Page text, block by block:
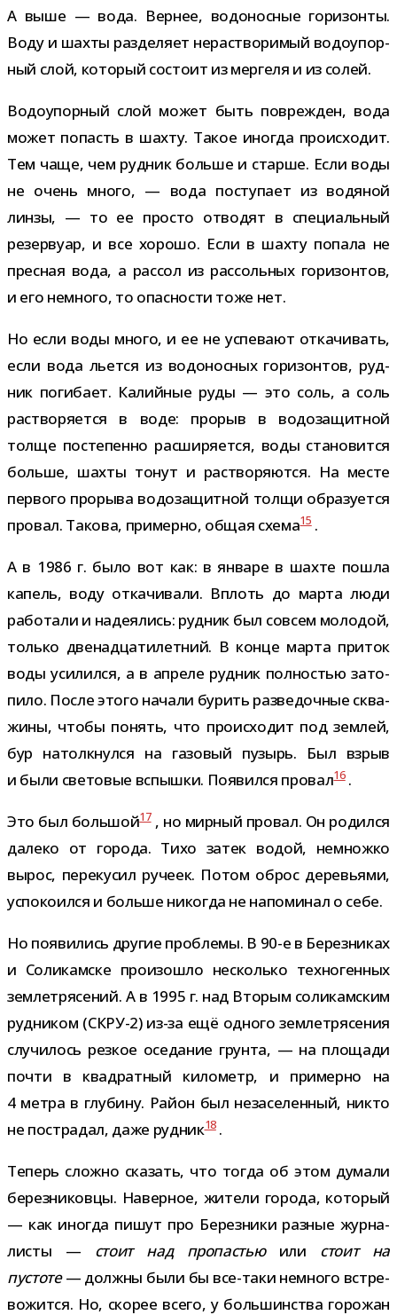
А выше — вода. Вернее, водо­нос­ные гори­зонты.
Воду и шахты раз­де­ляет нерас­тво­ри­мый водо­упор­
ный слой, кото­рый состоит из мер­геля и из солей.
Водоупорный слой может быть повре­жден, вода
может попасть в шахту. Такое ино­гда про­ис­хо­дит.
Тем чаще, чем руд­ник больше и старше. Если воды
не очень много, — вода посту­пает из водя­ной
линзы, — то ее про­сто отво­дят в спе­ци­аль­ный
резер­вуар, и все хорошо. Если в шахту попала не
прес­ная вода, а рас­сол из рас­соль­ных гори­зон­тов,
и его немного, то опас­но­сти тоже нет.
Но если воды много, и ее не успе­вают отка­чи­вать,
если вода льется из водо­нос­ных гори­зон­тов, руд­
ник поги­бает. Калийные руды — это соль, а соль
рас­тво­ря­ется в воде: про­рыв в водо­за­щит­ной
толще посте­пенно рас­ши­ря­ется, воды ста­но­вится
больше, шахты тонут и рас­тво­ря­ются. На месте
пер­вого про­рыва водо­за­щит­ной толщи обра­зу­ется
про­вал. Такова, при­мерно, общая схема15.
А в 1986 г. было вот как: в январе в шахте пошла
капель, воду отка­чи­вали. Вплоть до марта люди
рабо­тали и наде­я­лись: руд­ник был совсем моло­дой,
только две­на­дца­ти­лет­ний. В конце марта при­ток
воды уси­лился, а в апреле руд­ник пол­но­стью зато­
пило. После этого начали бурить раз­ве­доч­ные сква­
жины, чтобы понять, что про­ис­хо­дит под зем­лей,
бур натолк­нулся на газо­вый пузырь. Был взрыв
и были све­то­вые вспышки. Появился про­вал16.
Это был боль­шой17, но мир­ный про­вал. Он родился
далеко от города. Тихо затек водой, немножко
вырос, пере­ку­сил ручеек. Потом оброс дере­вьями,
успо­ко­ился и больше нико­гда не напо­ми­нал о себе.
Но появи­лись дру­гие про­блемы. В 90-​е в Березниках
и Соликамске про­изо­шло несколько тех­но­ген­ных
зем­ле­тря­се­ний. А в 1995 г. над Вторым соли­кам­ским
руд­ни­ком (СКРУ-2) из-​за ещё одного зем­ле­тря­се­ния
слу­чи­лось рез­кое осе­да­ние грунта, — на пло­щади
почти в квад­рат­ный кило­метр, и при­мерно на
4 метра в глу­бину. Район был неза­се­лен­ный, никто
не постра­дал, даже руд­ник18.
Теперь сложно ска­зать, что тогда об этом думали
берез­ни­ковцы. Наверное, жители города, кото­рый
— как ино­гда пишут про Березники раз­ные жур­на­
ли­сты — стоит над про­па­стьюили стоит на
пустоте— должны были бы все-​таки немного встре­
во­жится. Но, ско­рее всего, у боль­шин­ства горо­жан